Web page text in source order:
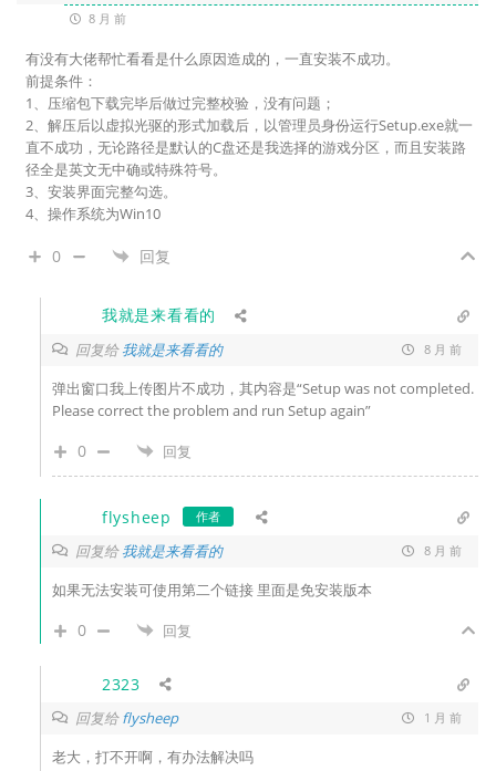
8 月 前
有没有大佬帮忙看看是什么原因造成的，一直安装不成功。
前提条件：
1、压缩包下载完毕后做过完整校验，没有问题；
2、解压后以虚拟光驱的形式加载后，以管理员身份运行Setup.exe就一
直不成功，无论路径是默认的C盘还是我选择的游戏分区，而且安装路
径全是英文无中确或特殊符号。
3、安装界面完整勾选。
4、操作系统为Win10
0 回复
我就是来看看的
回复给我就是来看看的 8 月 前
弹出窗口我上传图片不成功，其内容是“Setup was not completed.
Please correct the problem and run Setup again”
0 回复
flysheep 作者
回复给我就是来看看的 8 月 前
如果无法安装可使用第二个链接 里面是免安装版本
0 回复
2323
回复给flysheep 1 月 前
老大，打不开啊，有办法解决吗